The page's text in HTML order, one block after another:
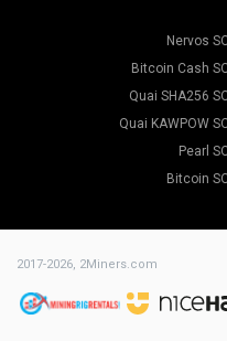
Nervos
Bitcoin Cash
Quai SHA256
Quai KAWPOW
Pearl
Bitcoin
2017-2026, 2Miners.com